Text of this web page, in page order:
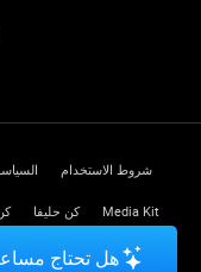
شروط الاستخدام
Media Kit كن حليفا
هل تحتاج